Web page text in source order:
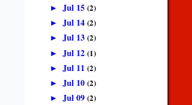
►Jul 15(2)
►Jul 14(2)
►Jul 13(2)
►Jul 12(1)
►Jul 11(2)
►Jul 10(2)
►Jul 09(2)